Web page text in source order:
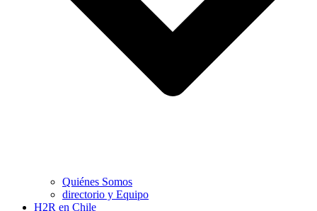
Quiénes Somos
directorio y Equipo
H2R en Chile